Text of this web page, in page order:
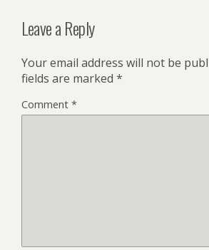
Leave a Reply
Your email address will not be
fields are marked *
Comment *